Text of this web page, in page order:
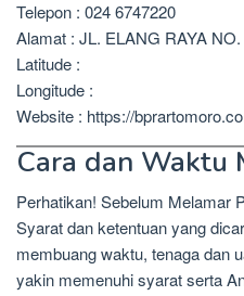
Telepon : 024 6747220
Alamat : JL. ELANG RAYA
Latitude :
Longitude :
Website : https://
Cara dan Waktu
Perhatikan! Sebelum Melamar
Syarat dan ketentuan yang
membuang waktu, tenaga dan
yakin memenuhi syarat serta